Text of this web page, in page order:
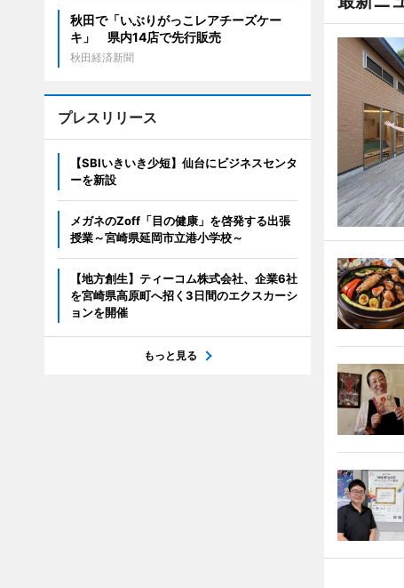
秋田で「いぶりがっこレアチーズケー
キ」 県内14店で先行販売
秋田経済新聞
プレスリリース
【SBIいきいき少短】仙台にビジネスセンタ
ーを新設
メガネのZoff「目の健康」を啓発する出張
授業～宮崎県延岡市立港小学校～
【地方創生】ティーコム株式会社、企業6社
を宮崎県高原町へ招く3日間のエクスカーシ
ョンを開催
もっと見る